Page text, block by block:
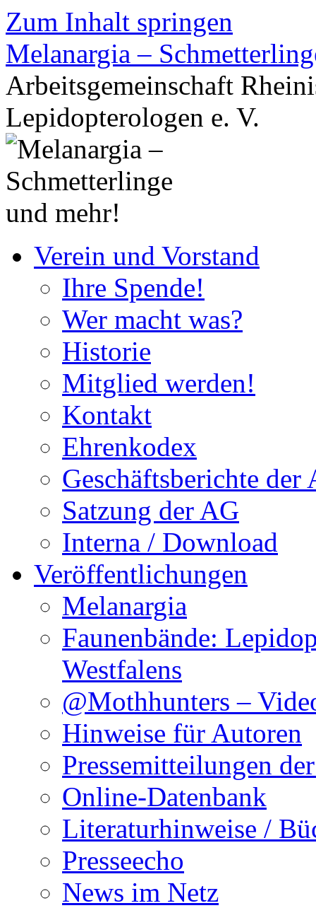
Zum Inhalt springen
Melanargia –
Arbeitsgemeinschaft
Lepidopterologen e. V.
Verein und Vorstand
Ihre Spende!
Wer macht was?
Historie
Mitglied werden!
Kontakt
Ehrenkodex
Geschäftsberichte der
Satzung der AG
Interna / Download
Veröffentlichungen
Melanargia
Faunenbände:
Westfalens
@Mothhunters –
Hinweise für Autoren
Pressemitteilungen
Online-Datenbank
Literaturhinweise /
Presseecho
News im Netz